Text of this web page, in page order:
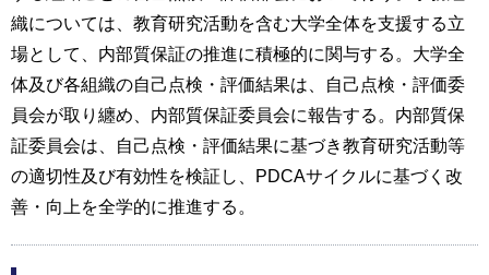
織については、教育研究活動を含む大学全体を支援する立
場として、内部質保証の推進に積極的に関与する。大学全
体及び各組織の自己点検・評価結果は、自己点検・評価委
員会が取り纏め、内部質保証委員会に報告する。内部質保
証委員会は、自己点検・評価結果に基づき教育研究活動等
の適切性及び有効性を検証し、PDCAサイクルに基づく改
善・向上を全学的に推進する。